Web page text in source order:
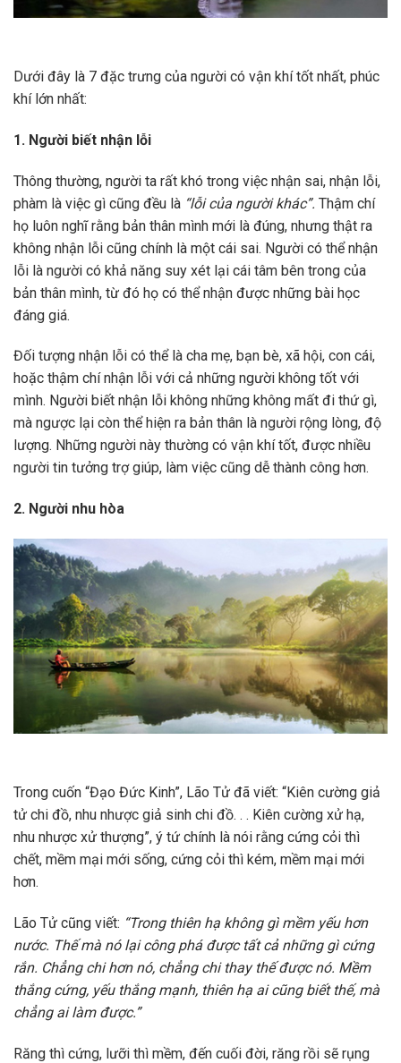
Dưới đây là 7 đặc trưng của người có vận khí tốt nhất, phúc
khí lớn nhất:
1. Người biết nhận lỗi
Thông thường, người ta rất khó trong việc nhận sai, nhận lỗi,
phàm là việc gì cũng đều là “lỗi của người khác”. Thậm chí
họ luôn nghĩ rằng bản thân mình mới là đúng, nhưng thật ra
không nhận lỗi cũng chính là một cái sai. Người có thể nhận
lỗi là người có khả năng suy xét lại cái tâm bên trong của
bản thân mình, từ đó họ có thể nhận được những bài học
đáng giá.
Đối tượng nhận lỗi có thể là cha mẹ, bạn bè, xã hội, con cái,
hoặc thậm chí nhận lỗi với cả những người không tốt với
mình. Người biết nhận lỗi không những không mất đi thứ gì,
mà ngược lại còn thể hiện ra bản thân là người rộng lòng, độ
lượng. Những người này thường có vận khí tốt, được nhiều
người tin tưởng trợ giúp, làm việc cũng dễ thành công hơn.
2. Người nhu hòa
Trong cuốn “Đạo Đức Kinh”, Lão Tử đã viết: “Kiên cường giả
tử chi đồ, nhu nhược giả sinh chi đồ. . . Kiên cường xử hạ,
nhu nhược xử thượng”, ý tứ chính là nói rằng cứng cỏi thì
chết, mềm mại mới sống, cứng cỏi thì kém, mềm mại mới
hơn.
Lão Tử cũng viết: “Trong thiên hạ không gì mềm yếu hơn
nước. Thế mà nó lại công phá được tất cả những gì cứng
rắn. Chẳng chi hơn nó, chẳng chi thay thế được nó. Mềm
thắng cứng, yếu thắng mạnh, thiên hạ ai cũng biết thế, mà
chẳng ai làm được.”
Răng thì cứng, lưỡi thì mềm, đến cuối đời, răng rồi sẽ rụng